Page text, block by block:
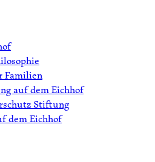
Familien
auf dem Eichhof
Stiftung
dem Eichhof